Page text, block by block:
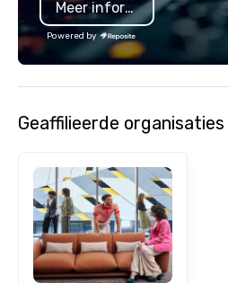
Meer informatie
Powered by
Geaffilieerde organisaties